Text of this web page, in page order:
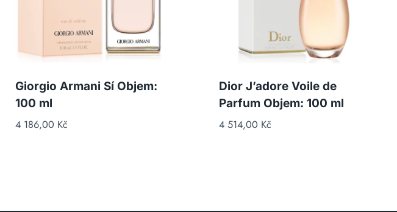
Giorgio Armani Sí Objem:
100 ml
4 186,00 Kč
Dior J’adore Voile de
Parfum Objem: 100 ml
4 514,00 Kč